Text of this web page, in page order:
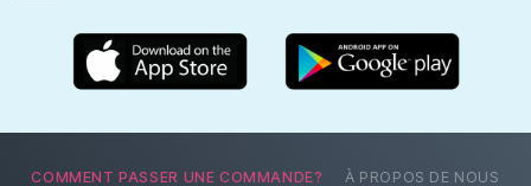
COMMENT PASSER UNE COMMANDE? À PROPOS DE NOUS